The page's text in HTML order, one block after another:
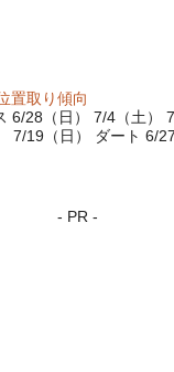
置取り傾向
6/28（日） 7/4（土）
7/19（日） ダート 6/27
- PR -